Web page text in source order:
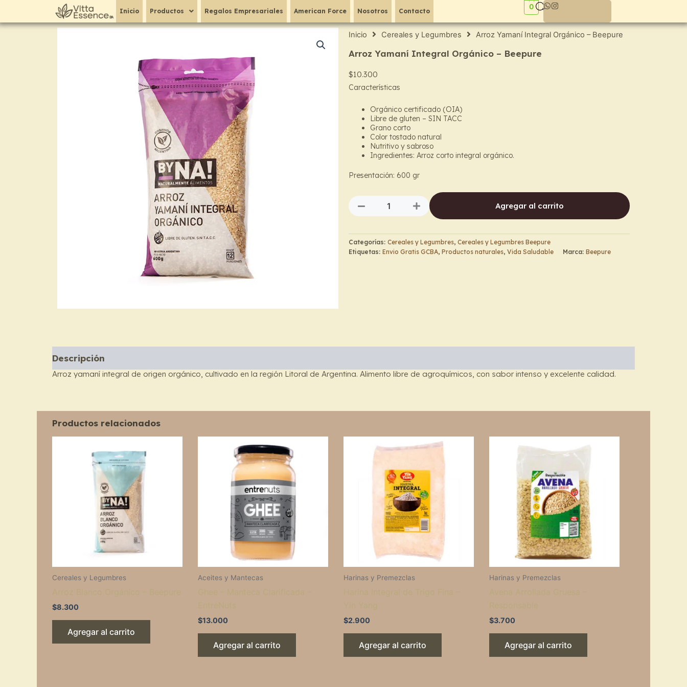
Inicio Productos Regalos Empresariales American Force Nosotros Contacto
0
Inicio Cereales y Legumbres Arroz Yamaní Integral Orgánico – Beepure
Arroz Yamaní Integral Orgánico – Beepure
$10.300
Características
Orgánico certificado (OIA)
Libre de gluten – SIN TACC
Grano corto
Color tostado natural
Nutritivo y sabroso
Ingredientes: Arroz corto integral orgánico.
Presentación: 600 gr
Arroz
Yamaní
Integral
-
Beepure
Agregar al carrito
Categorías: Cereales y Legumbres, Cereales y Legumbres Beepure
Etiquetas: Envio Gratis GCBA, Productos naturales, Vida Saludable Marca: Beepure
Descripción
Arroz yamaní integral de origen orgánico, cultivado en la región Litoral de Argentina. Alimento libre de agroquímicos, con sabor intenso y excelente calidad.
Productos relacionados
Cereales y Legumbres
$8.300
Agregar al carrito
Aceites y Mantecas
$13.000
Agregar al carrito
Harinas y Premezclas
$2.900
Agregar al carrito
Harinas y Premezclas
$3.700
Agregar al carrito